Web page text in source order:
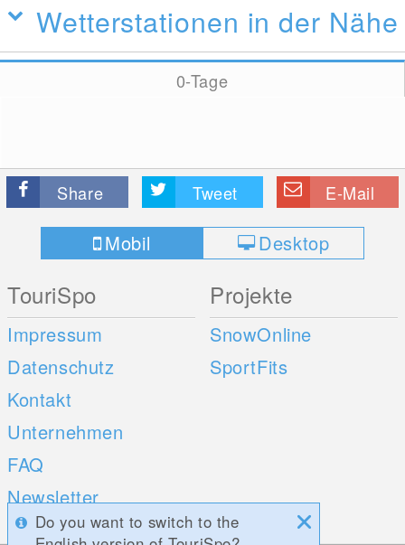
Wetterstationen in der Nähe
0-Tage
Share Tweet E-Mail
Mobil Desktop
TouriSpo
Impressum
Datenschutz
Kontakt
Unternehmen
FAQ
Newsletter
Umfragen
Projekte
SnowOnline
SportFits
Do you want to switch to the